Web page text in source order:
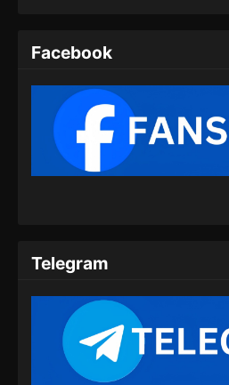
Episode 252
Lord of the
253 Subtitle
Lord of the
255 Subtitle
Facebook
Telegram